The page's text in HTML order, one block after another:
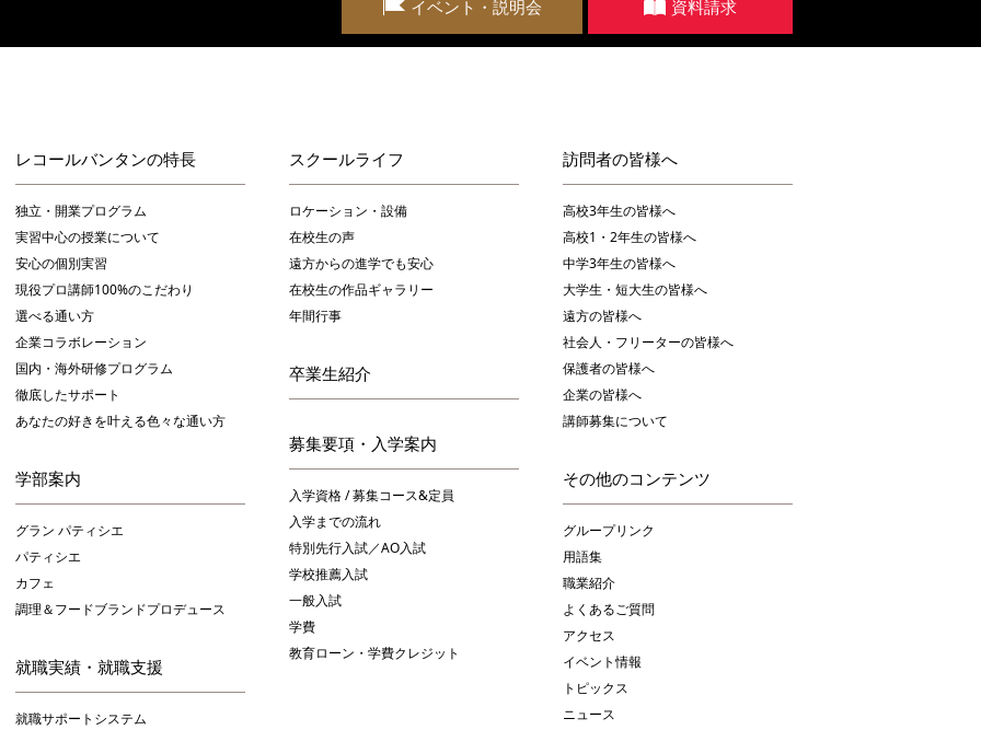
イベント・説明会 資料請求
レコールバンタンの特長
独立・開業プログラム
実習中心の授業について
安心の個別実習
現役プロ講師100%のこだわり
選べる通い方
企業コラボレーション
国内・海外研修プログラム
徹底したサポート
あなたの好きを叶える⾊々な通い⽅
学部案内
グラン パティシエ
パティシエ
カフェ
調理＆フードブランドプロデュース
就職実績・就職支援
就職サポートシステム
スクールライフ
ロケーション・設備
在校生の声
遠方からの進学でも安心
在校生の作品ギャラリー
年間行事
卒業生紹介
募集要項・入学案内
入学資格 / 募集コース&定員
入学までの流れ
特別先行入試／AO入試
学校推薦入試
一般入試
学費
教育ローン・学費クレジット
訪問者の皆様へ
高校3年生の皆様へ
高校1・2年生の皆様へ
中学3年生の皆様へ
大学生・短大生の皆様へ
遠方の皆様へ
社会人・フリーターの皆様へ
保護者の皆様へ
企業の皆様へ
講師募集について
その他のコンテンツ
グループリンク
用語集
職業紹介
よくあるご質問
アクセス
イベント情報
トピックス
ニュース